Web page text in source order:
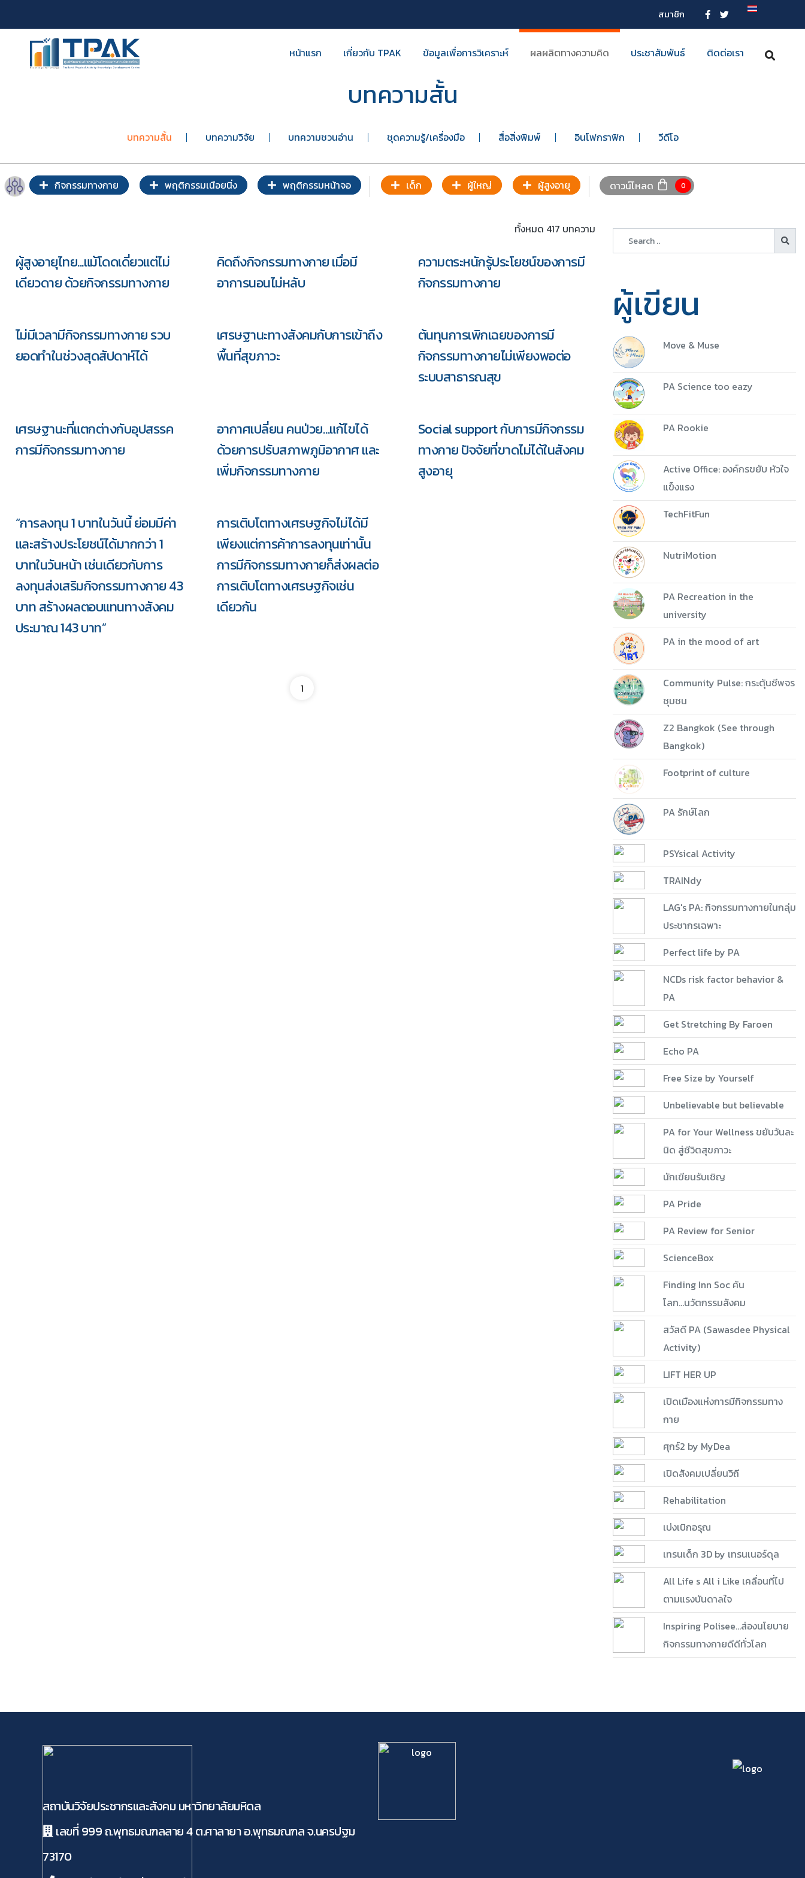
บทความสั้น
บทความสั้น บทความวิจัย บทความชวนอ่าน ชุดความรู้/เครื่องมือ สื่อสิ่งพิมพ์ อินโฟกราฟิก วีดีโอ
กิจกรรมทางกาย พฤติกรรมเนือยนิ่ง พฤติกรรมหน้าจอ เด็ก ผู้ใหญ่ ผู้สูงอายุ ดาวน์โหลด 0
รวม
Download
สมาชิก
หน้าแรก เกี่ยวกับ TPAK ข้อมูลเพื่อการวิเคราะห์ ผลผลิตทางความคิด ประชาสัมพันธ์ ติดต่อเรา
ทั้งหมด 417 บทความ
ผู้สูงอายุไทย...แม้โดดเดี่ยวแต่ไม่
เดียวดาย ด้วยกิจกรรมทางกาย
คิดถึงกิจกรรมทางกาย เมื่อมี
อาการนอนไม่หลับ
ความตระหนักรู้ประโยชน์ของการมี
กิจกรรมทางกาย
ไม่มีเวลามีกิจกรรมทางกาย รวบ
ยอดทำในช่วงสุดสัปดาห์ได้
เศรษฐานะทางสังคมกับการเข้าถึง
พื้นที่สุขภาวะ
ต้นทุนการเพิกเฉยของการมี
กิจกรรมทางกายไม่เพียงพอต่อ
ระบบสาธารณสุข
เศรษฐานะที่แตกต่างกับอุปสรรค
การมีกิจกรรมทางกาย
อากาศเปลี่ยน คนป่วย…แก้ไขได้
ด้วยการปรับสภาพภูมิอากาศ และ
เพิ่มกิจกรรมทางกาย
Social support กับการมีกิจกรรม
ทางกาย ปัจจัยที่ขาดไม่ได้ในสังคม
สูงอายุ
“การลงทุน 1 บาทในวันนี้ ย่อมมีค่า
และสร้างประโยชน์ได้มากกว่า 1
บาทในวันหน้า เช่นเดียวกับการ
ลงทุนส่งเสริมกิจกรรมทางกาย 43
บาท สร้างผลตอบแทนทางสังคม
ประมาณ 143 บาท”
การเติบโตทางเศรษฐกิจไม่ได้มี
เพียงแต่การค้าการลงทุนเท่านั้น
การมีกิจกรรมทางกายก็ส่งผลต่อ
การเติบโตทางเศรษฐกิจเช่น
เดียวกัน
1
ผู้เขียน
Move & Muse
PA Science too eazy
PA Rookie
Active Office: องค์กรขยับ หัวใจ
แข็งแรง
TechFitFun
NutriMotion
PA Recreation in the
university
PA in the mood of art
Community Pulse: กระตุ้นชีพจร
ชุมชน
Z2 Bangkok (See through
Bangkok)
Footprint of culture
PA รักษ์โลก
PSYsical Activity
TRAINdy
LAG's PA: กิจกรรมทางกายในกลุ่ม
ประชากรเฉพาะ
Perfect life by PA
NCDs risk factor behavior &
PA
Get Stretching By Faroen
Echo PA
Free Size by Yourself
Unbelievable but believable
PA for Your Wellness ขยับวันละ
นิด สู่ชีวิตสุขภาวะ
นักเขียนรับเชิญ
PA Pride
PA Review for Senior
ScienceBox
Finding Inn Soc ค้น
โลก...นวัตกรรมสังคม
สวัสดี PA (Sawasdee Physical
Activity)
LIFT HER UP
เปิดเมืองแห่งการมีกิจกรรมทาง
กาย
ศุกร์2 by MyDea
เปิดสังคมเปลี่ยนวิถี
Rehabilitation
เบ่งเบิกอรุณ
เทรนเด็ก 3D by เทรนเนอร์ดุล
All Life s All i Like เคลื่อนที่ไป
ตามแรงบันดาลใจ
Inspiring Polisee...ส่องนโยบาย
กิจกรรมทางกายดีดีทั่วโลก
สถาบันวิจัยประชากรและสังคม มหาวิทยาลัยมหิดล
เลขที่ 999 ถ.พุทธมณฑลสาย 4 ต.ศาลายา อ.พุทธมณฑล จ.นครปฐม
73170